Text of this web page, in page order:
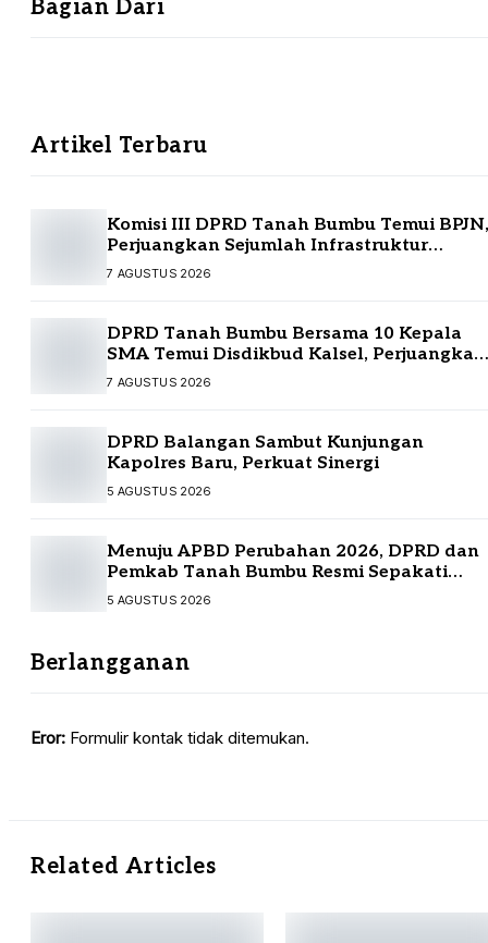
Bagian Dari
Artikel Terbaru
Komisi III DPRD Tanah Bumbu Temui BPJN,
Perjuangkan Sejumlah Infrastruktur
Strategis
7 AGUSTUS 2026
DPRD Tanah Bumbu Bersama 10 Kepala
SMA Temui Disdikbud Kalsel, Perjuangkan
Kebutuhan Guru dan Sarpras Sekolah
7 AGUSTUS 2026
DPRD Balangan Sambut Kunjungan
Kapolres Baru, Perkuat Sinergi
5 AGUSTUS 2026
Menuju APBD Perubahan 2026, DPRD dan
Pemkab Tanah Bumbu Resmi Sepakati
KUA-PPAS
5 AGUSTUS 2026
Berlangganan
Eror: Formulir kontak tidak ditemukan.
Related Articles